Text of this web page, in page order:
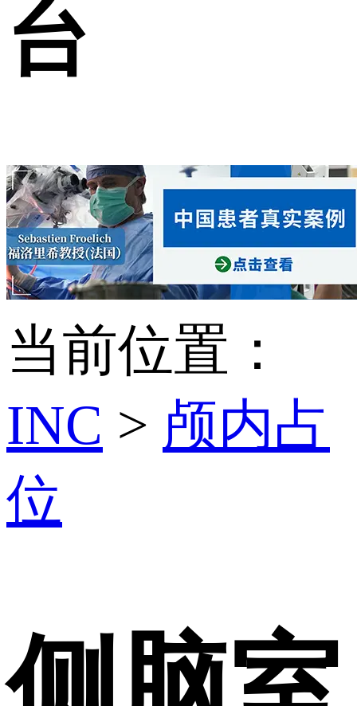
台
当前位置：
INC > 颅内占
位